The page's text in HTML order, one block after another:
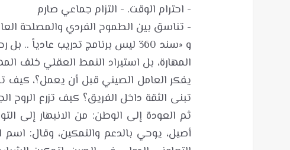
و «سند 360 لیس برنامج تدريب
المهارة، بل استيراد النمط العقلي خلف
يفكر العامل الصيني قبل أن يعمل؟،
تبنى الثقة داخل الفريق؟ كيف تزرع الروح